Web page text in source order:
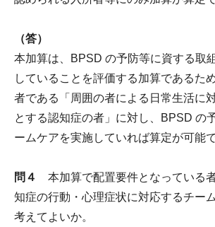
（答）
本加算は、BPSD の予防等に資する取
していることを評価する加算であるた
者である「周囲の者による日常生活に
とする認知症の者」に対し、BPSD の
ームケアを実施していれば算定が可能で
問４
本加算で配置要件となっている
知症の行動・心理症状に対応するチー
考えてよいか。